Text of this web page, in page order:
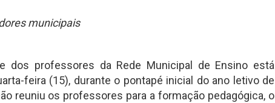
municipais
dos professores da Rede Municipal de Ensino está
feira (15), durante o pontapé inicial do ano letivo de
reuniu os professores para a formação pedagógica, o